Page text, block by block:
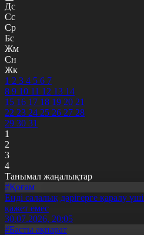
Дс
Сс
Ср
Бс
Жм
Сн
Жк
1 2 3 4 5 6 7
8 9 10 11 12 13 14
15 16 17 18 19 20 21
22 23 24 25 26 27 28
29 30 31
1
2
3
4
Танымал жаңалықтар
#Қоғам
Енді салалық дәрігерге қаралу
қажет емес
30.07.2026, 20:05
#Басты ақпарат